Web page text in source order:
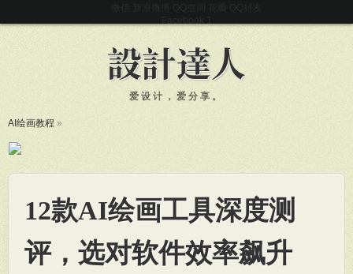
爱设计，爱分享。
AI绘画教程 »
12款AI绘画工具深度测
评，选对软件效率飙升